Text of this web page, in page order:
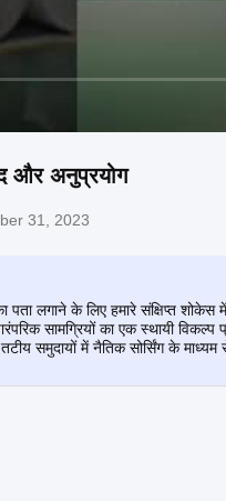
और अनुप्रयोग
31, 2023
पता लगाने के लिए हमारे संक्षिप्त
सामग्रियों का एक स्थायी
समुदायों में नैतिक सोर्सिंग के माध्यम